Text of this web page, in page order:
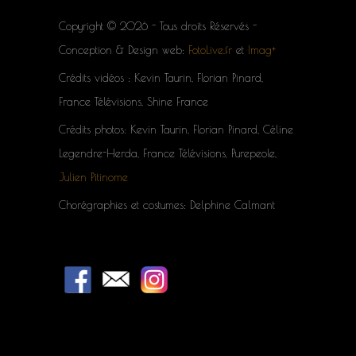
Copyright © 2026 - Tous droits Réservés -
Conception & Design web: FotoLive.fr et Imag+
Crédits vidéos : Kevin Taurin, Florian Pinard,
France Télévisions, Shine France
Crédits photos: Kevin Taurin, Florian Pinard, Céline
Legendre-Herda, France Télévisions, Purepeole,
Julien Pitinome
Chorégraphies et costumes: Delphine Calmant